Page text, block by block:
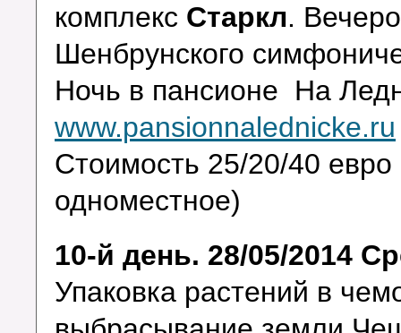
комплекс Старкл.
Шенбрунского
Ночь в пансионе На
www.pansionnalednicke.ru
Стоимость 25/20/40
одноместное)
10-й день. 28/05/2014
Упаковка растений в